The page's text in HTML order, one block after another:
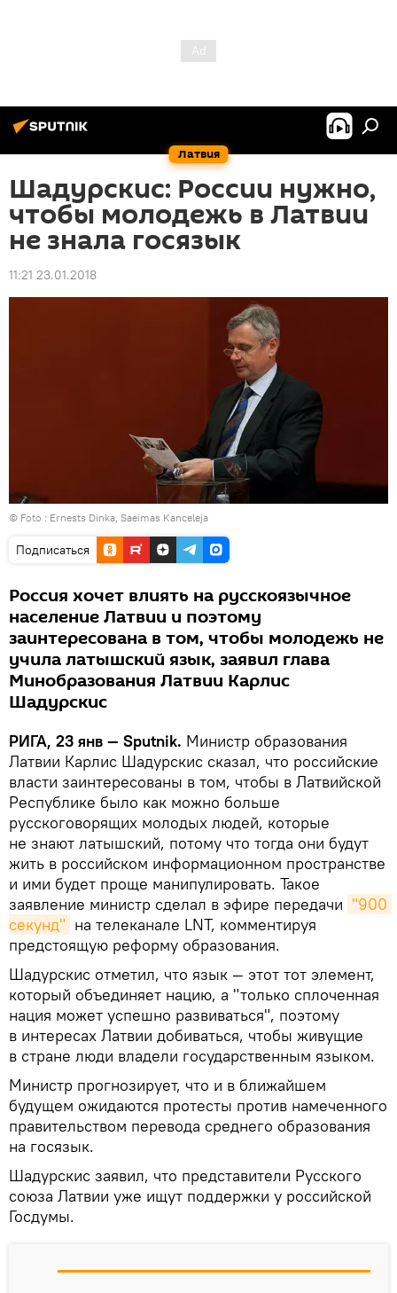
Латвия
Шадурскис: России нужно,
чтобы молодежь в Латвии
не знала госязык
11:21 23.01.2018
© Foto : Ernests Dinka, Saeimas Kanceleja
Подписаться
Россия хочет влиять на русскоязычное
население Латвии и поэтому
заинтересована в том, чтобы молодежь не
учила латышский язык, заявил глава
Минобразования Латвии Карлис
Шадурскис
РИГА, 23 янв — Sputnik. Министр образования
Латвии Карлис Шадурскис сказал, что российские
власти заинтересованы в том, чтобы в Латвийской
Республике было как можно больше
русскоговорящих молодых людей, которые
не знают латышский, потому что тогда они будут
жить в российском информационном пространстве
и ими будет проще манипулировать. Такое
заявление министр сделал в эфире передачи "900
секунд" на телеканале LNT, комментируя
предстоящую реформу образования.
Шадурскис отметил, что язык — этот тот элемент,
который объединяет нацию, а "только сплоченная
нация может успешно развиваться", поэтому
в интересах Латвии добиваться, чтобы живущие
в стране люди владели государственным языком.
Министр прогнозирует, что и в ближайшем
будущем ожидаются протесты против намеченного
правительством перевода среднего образования
на госязык.
Шадурскис заявил, что представители Русского
союза Латвии уже ищут поддержки у российской
Госдумы.